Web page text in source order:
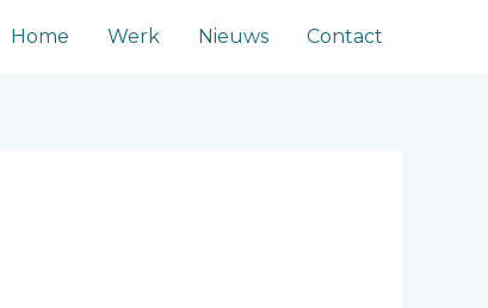
Home Werk Nieuws Contact